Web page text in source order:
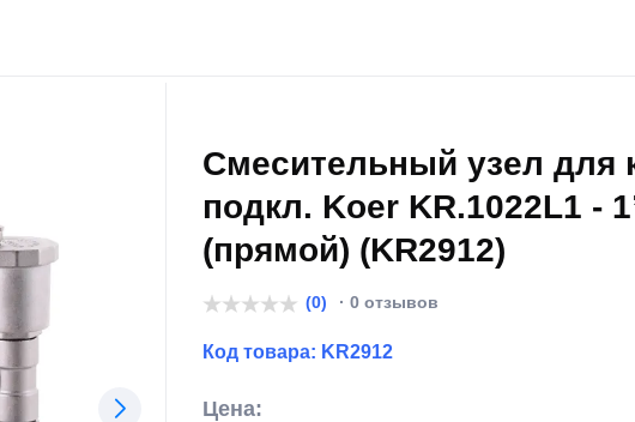
Смесительный узел для
подкл. Koer KR.1022L1 -
(прямой) (KR2912)
(0) · 0 отзывов
Код товара: KR2912
Цена: